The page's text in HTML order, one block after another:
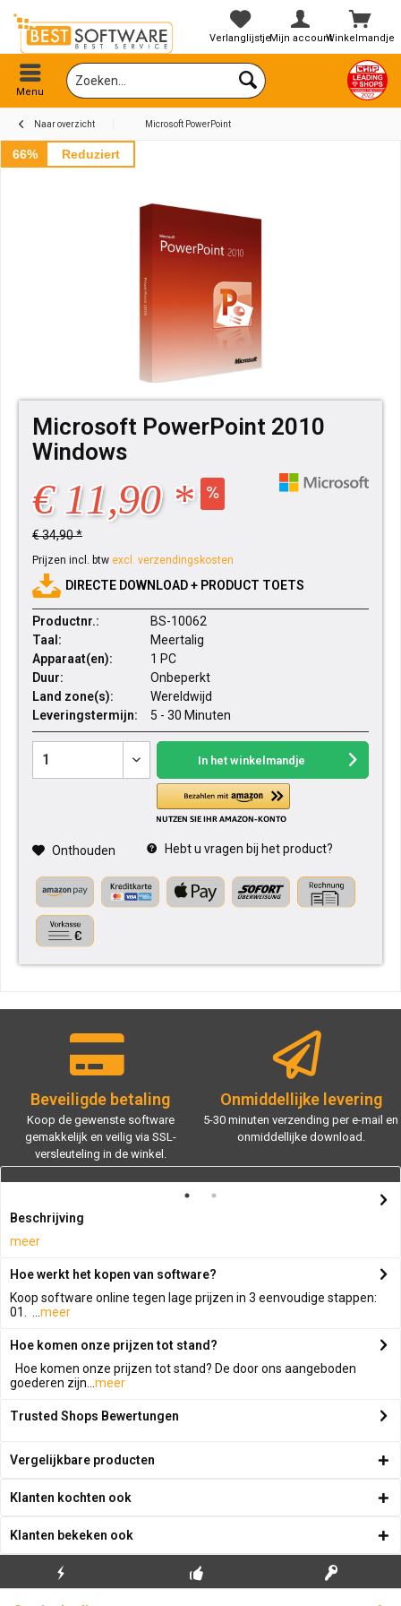
Winkelmandje
VerlanglijstjeMijn account
Menu
Naar overzicht Microsoft PowerPoint
66% Reduziert
Microsoft PowerPoint 2010
Windows
€ 11,90 *
€ 34,90 *
Prijzen incl. btw excl. verzendingskosten
DIRECTE DOWNLOAD + PRODUCT TOETS
Productnr.:
BS-10062
Taal:
Meertalig
Apparaat(en):
1 PC
Duur:
Onbeperkt
Land zone(s):
Wereldwijd
Leveringstermijn:
5 - 30 Minuten
In het winkelmandje
Onthouden Hebt u vragen bij het product?
Beveiligde betaling
Koop de gewenste software
gemakkelijk en veilig via SSL-
versleuteling in de winkel.
Onmiddellijke levering
5-30 minuten verzending per e-mail en
onmiddellijke download.
Beschrijving
meer
Hoe werkt het kopen van software?
Koop software online tegen lage prijzen in 3 eenvoudige stappen:
01. ... meer
Hoe komen onze prijzen tot stand?
Hoe komen onze prijzen tot stand? De door ons aangeboden
goederen zijn... meer
Trusted Shops Bewertungen
Vergelijkbare producten
Klanten kochten ook
Klanten bekeken ook